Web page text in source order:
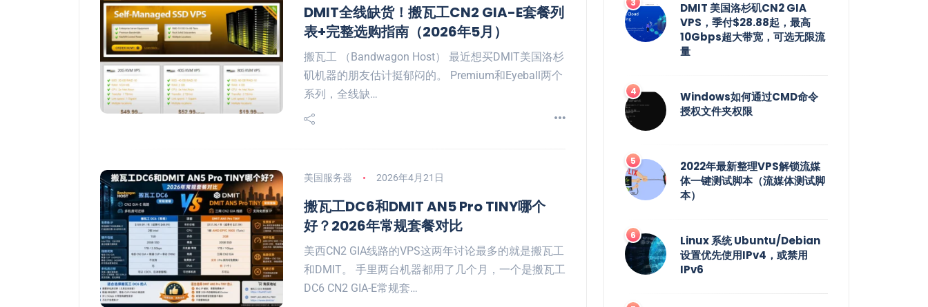
DMIT全线缺货！搬瓦工CN2 GIA-E套餐列
表+完整选购指南（2026年5月）
搬瓦工 （Bandwagon Host） 最近想买DMIT美国洛杉
矶机器的朋友估计挺郁闷的。 Premium和Eyeball两个
系列，全线缺…
美国服务器 2026年4月21日
搬瓦工DC6和DMIT AN5 Pro TINY哪个
好？2026年常规套餐对比
美西CN2 GIA线路的VPS这两年讨论最多的就是搬瓦工
和DMIT。 手里两台机器都用了几个月，一个是搬瓦工
DC6 CN2 GIA-E常规套…
DMIT 美国洛杉矶CN2 GIA
VPS，季付$28.88起，最高
10Gbps超大带宽，可选无限流
量
Windows如何通过CMD命令
授权文件夹权限
2022年最新整理VPS解锁流媒
体一键测试脚本（流媒体测试脚
本）
Linux 系统 Ubuntu/Debian
设置优先使用IPv4，或禁用
IPv6